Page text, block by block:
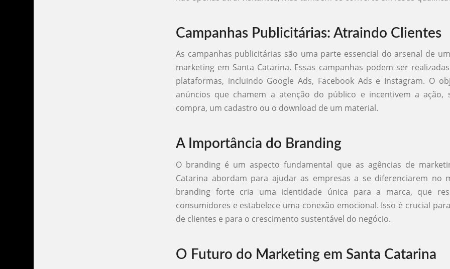
Campanhas Publicitárias: Atraindo Clientes
As campanhas publicitárias são uma parte essencial do arsenal de
marketing em Santa Catarina. Essas campanhas podem ser
plataformas, incluindo Google Ads, Facebook Ads e Instagram. O
anúncios que chamem a atenção do público e incentivem a ação,
compra, um cadastro ou o download de um material.
A Importância do Branding
O branding é um aspecto fundamental que as agências de
Catarina abordam para ajudar as empresas a se diferenciarem no
branding forte cria uma identidade única para a marca, que
consumidores e estabelece uma conexão emocional. Isso é crucial
de clientes e para o crescimento sustentável do negócio.
O Futuro do Marketing em Santa Catarina